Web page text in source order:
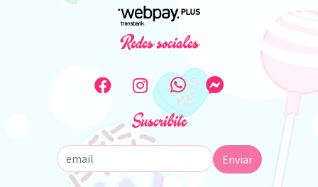
Redes sociales
Suscribite
Enviar